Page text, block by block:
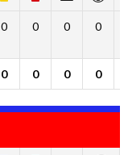
0 0 0 0
0 0 0 0